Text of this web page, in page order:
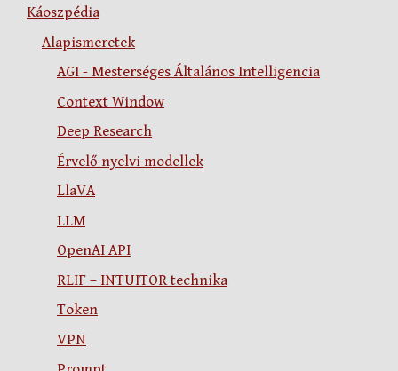
Káoszpédia
Alapismeretek
AGI - Mesterséges Általános Intelligencia
Context Window
Deep Research
Érvelő nyelvi modellek
LlaVA
LLM
OpenAI API
RLIF – INTUITOR technika
Token
VPN